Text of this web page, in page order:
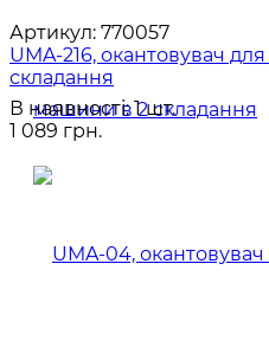
Артикул: 770057
UMA-216, окантовувач
складання
В наявності: 1 шт.
1 089 грн.